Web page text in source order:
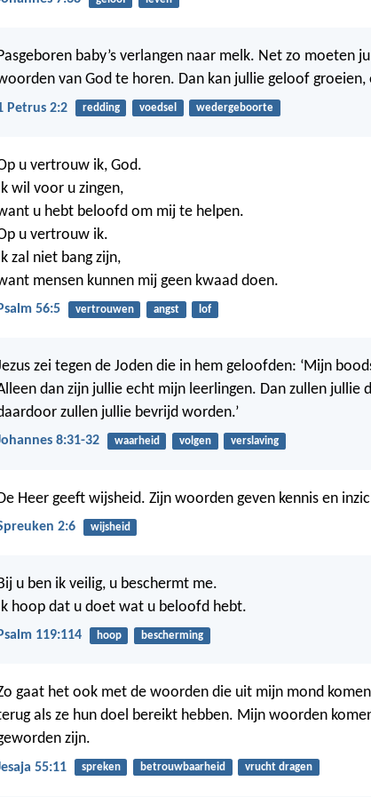
baby’s verlangen naar melk. Net zo moeten
van God te horen. Dan kan jullie geloof
Petrus 2:2 redding voedsel wedergeboorte
u vertrouw ik, God.
wil voor u zingen,
u hebt beloofd om mij te helpen.
u vertrouw ik.
zal niet bang zijn,
mensen kunnen mij geen kwaad doen.
Psalm 56:5 vertrouwen angst lof
zei tegen de Joden die in hem geloofden: ‘Mijn
dan zijn jullie echt mijn leerlingen. Dan zullen jullie
zullen jullie bevrijd worden.’
8:31-32 waarheid volgen verslaving
Heer geeft wijsheid. Zijn woorden geven kennis en
2:6 wijsheid
u ben ik veilig, u beschermt me.
hoop dat u doet wat u beloofd hebt.
Psalm 119:114 hoop bescherming
gaat het ook met de woorden die uit mijn mond
als ze hun doel bereikt hebben. Mijn woorden
zijn.
55:11 spreken betrouwbaarheid vrucht dragen